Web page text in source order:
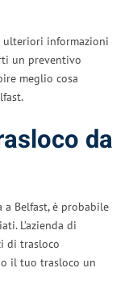
ulteriori informazioni
un preventivo
meglio cosa
da
a Belfast, è probabile
L’azienda di
di trasloco
il tuo trasloco un